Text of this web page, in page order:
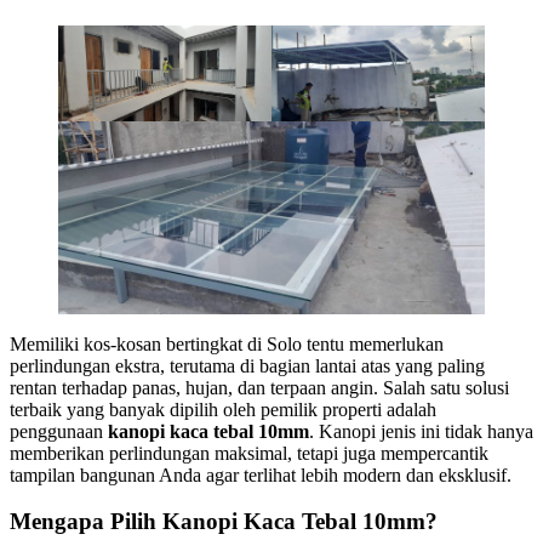
Memiliki kos-kosan bertingkat di Solo tentu memerlukan
perlindungan ekstra, terutama di bagian lantai atas yang paling
rentan terhadap panas, hujan, dan terpaan angin. Salah satu solusi
terbaik yang banyak dipilih oleh pemilik properti adalah
penggunaan kanopi kaca tebal 10mm. Kanopi jenis ini tidak hanya
memberikan perlindungan maksimal, tetapi juga mempercantik
tampilan bangunan Anda agar terlihat lebih modern dan eksklusif.
Mengapa Pilih Kanopi Kaca Tebal 10mm?